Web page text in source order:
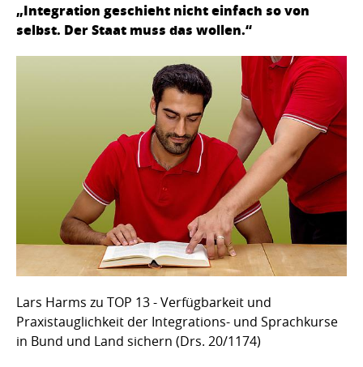
„Integration geschieht nicht einfach so von
selbst. Der Staat muss das wollen.“
Lars Harms zu TOP 13 - Verfügbarkeit und
Praxistauglichkeit der Integrations- und Sprachkurse
in Bund und Land sichern (Drs. 20/1174)